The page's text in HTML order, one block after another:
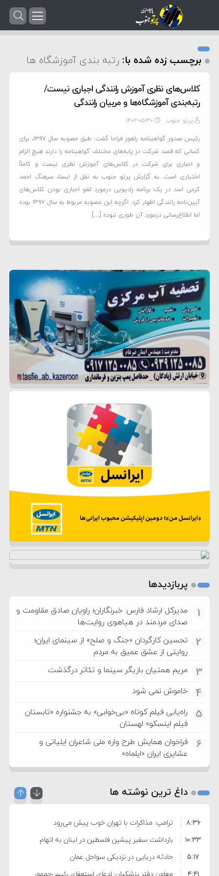
برچسب زده شده با: رتبه بندی آموزشگاه ها
کلاس‌های نظری آموزش رانندگی اجباری نیست/
رتبه‌بندی آموزشگاه‌ها و مربیان رانندگی
پرتو جنوب ۱۴۰۲-۰۵-۳۰
رئیس صدور گواهینامه راهور فراجا گفت: طبق مصوبه سال ۱۳۹۷، برای
کسانی که قصد شرکت در پایه‌های مختلف گواهینامه را دارند هیچ الزام
و اجباری برای شرکت در کلاس‌های آموزش نظری نیست و کاملاً
اختیاری است. به گزارش پرتو جنوب به نقل از ایسنا، سرهنگ احمد
کرمی اسد در یک برنامه رادیویی درمورد لغو اجباری بودن کلاس‌های
آیین‌نامه رانندگی اظهار کرد: اگرچه این مصوبه مربوط به سال ۱۳۹۷ بوده
اما اطلاع‌رسانی درمورد آن طوری نبوده […]
پربازدیدها
1
مدیرکل ارشاد فارس: خبرنگاران؛ راویان صادق مقاومت و
صدای مردمند در هیاهوی روایت‌ها
2
تحسین کارگردان «جنگ و صلح» از سینمای ایران؛
روایتی از عشق عمیق به مردم
3 مریم همتیان بازیگر سینما و تئاتر درگذشت
4 خاموش نمی شود
5
راه‌یابی فیلم کوتاه «بی‌خوابی» به جشنواره «تابستان
فیلم اینسکو» لهستان
6
فراخوان همایش طرح واره ملی شاعران ایلیاتی و
عشایری ایران «ایلماه»
داغ ترین نوشته ها
ترامپ: مذاکرات با تهران خوب پیش می‌رود
۸:۳۶
بازداشت سفیر پیشین فلسطین در لبنان به اتهام
فساد و اختلاس اموال
۱۰:۳۳
حادثه دریایی در نزدیکی سواحل عمان
۵:۱۷